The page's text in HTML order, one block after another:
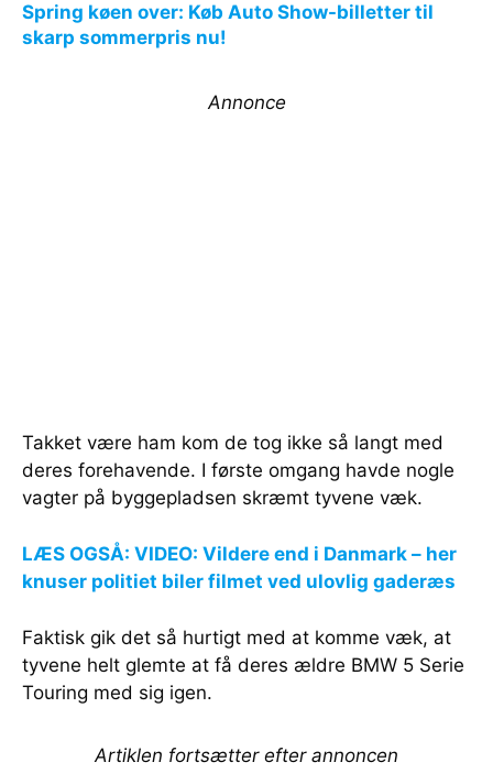
Spring køen over: Køb Auto Show-billetter til
skarp sommerpris nu!
Annonce
Takket være ham kom de tog ikke så langt med
deres forehavende. I første omgang havde nogle
vagter på byggepladsen skræmt tyvene væk.
LÆS OGSÅ: VIDEO: Vildere end i Danmark – her
knuser politiet biler filmet ved ulovlig gaderæs
Faktisk gik det så hurtigt med at komme væk, at
tyvene helt glemte at få deres ældre BMW 5 Serie
Touring med sig igen.
Artiklen fortsætter efter annoncen